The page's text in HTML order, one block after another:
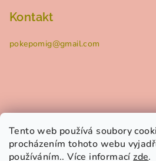
Tento web používá soubory
procházením tohoto webu
používáním.. Více informacízde.
Kontakt
pokepomig@gmail.com
Informace pro vás